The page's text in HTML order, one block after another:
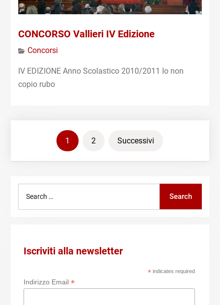
CONCORSO Vallieri IV Edizione
Concorsi
IV EDIZIONE Anno Scolastico 2010/2011 Io non
copio rubo
Paginazione
1 2 Successivi
Search
Iscriviti alla newsletter
*indicates required
Indirizzo Email *